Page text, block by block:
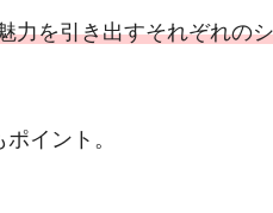
力を引き出すそれぞれの
イント。